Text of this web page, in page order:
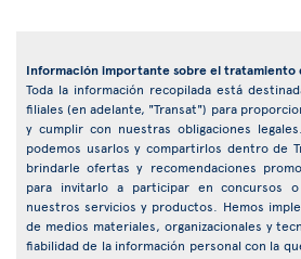
Información importante sobre el tratamiento
Toda la información recopilada está
filiales (en adelante, "Transat") para
y cumplir con nuestras obligaciones
podemos usarlos y compartirlos dentro de
brindarle ofertas y recomendaciones
para invitarlo a participar en concursos
nuestros servicios y productos. Hemos
de medios materiales, organizacionales y
fiabilidad de la información personal con la